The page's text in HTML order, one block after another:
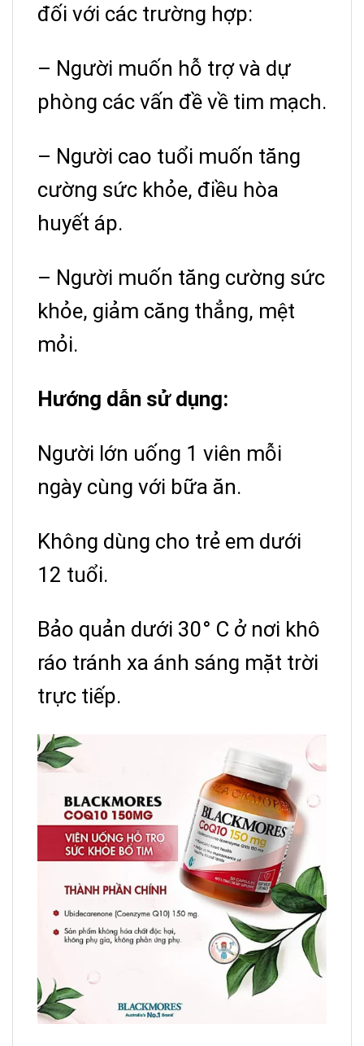
đối với các trường hợp:
– Người muốn hỗ trợ và dự
phòng các vấn đề về tim mạch.
– Người cao tuổi muốn tăng
cường sức khỏe, điều hòa
huyết áp.
– Người muốn tăng cường sức
khỏe, giảm căng thẳng, mệt
mỏi.
Hướng dẫn sử dụng:
Người lớn uống 1 viên mỗi
ngày cùng với bữa ăn.
Không dùng cho trẻ em dưới
12 tuổi.
Bảo quản dưới 30° C ở nơi khô
ráo tránh xa ánh sáng mặt trời
trực tiếp.